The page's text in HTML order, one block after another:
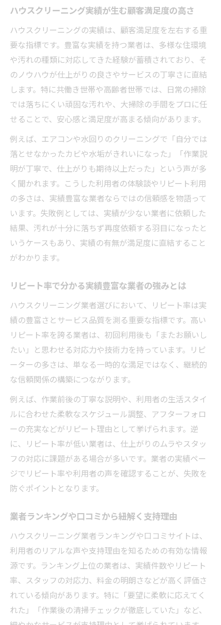
ハウスクリーニング実績が生む顧客満足度の高さ
ハウスクリーニングの実績は、顧客満足度を左右する重
要な指標です。豊富な実績を持つ業者は、多様な住環境
や汚れの種類に対応してきた経験が蓄積されており、そ
のノウハウが仕上がりの良さやサービスの丁寧さに直結
します。特に共働き世帯や高齢者世帯では、日常の掃除
では落ちにくい頑固な汚れや、大掃除の手間をプロに任
せることで、安心感と満足度が高まる傾向があります。
例えば、エアコンや水回りのクリーニングで「自分では
落とせなかったカビや水垢がきれいになった」「作業説
明が丁寧で、仕上がりも期待以上だった」という声が多
く聞かれます。こうした利用者の体験談やリピート利用
の多さは、実績豊富な業者ならではの信頼感を物語って
います。失敗例としては、実績が少ない業者に依頼した
結果、汚れが十分に落ちず再度依頼する羽目になったと
いうケースもあり、実績の有無が満足度に直結すること
がわかります。
リピート率で分かる実績豊富な業者の強みとは
ハウスクリーニング業者選びにおいて、リピート率は実
績の豊富さとサービス品質を測る重要な指標です。高い
リピート率を誇る業者は、初回利用後も「またお願いし
たい」と思わせる対応力や技術力を持っています。リピ
ーターの多さは、単なる一時的な満足ではなく、継続的
な信頼関係の構築につながります。
例えば、作業前後の丁寧な説明や、利用者の生活スタイ
ルに合わせた柔軟なスケジュール調整、アフターフォロ
ーの充実などがリピート理由として挙げられます。逆
に、リピート率が低い業者は、仕上がりのムラやスタッ
フの対応に課題がある場合が多いです。業者の実績ペー
ジでリピート率や利用者の声を確認することが、失敗を
防ぐポイントとなります。
業者ランキングや口コミから紐解く支持理由
ハウスクリーニング業者ランキングや口コミサイトは、
利用者のリアルな声や支持理由を知るための有効な情報
源です。ランキング上位の業者は、実績件数やリピート
率、スタッフの対応力、料金の明朗さなどが高く評価さ
れている傾向があります。特に「要望に柔軟に応えてく
れた」「作業後の清掃チェックが徹底していた」など、